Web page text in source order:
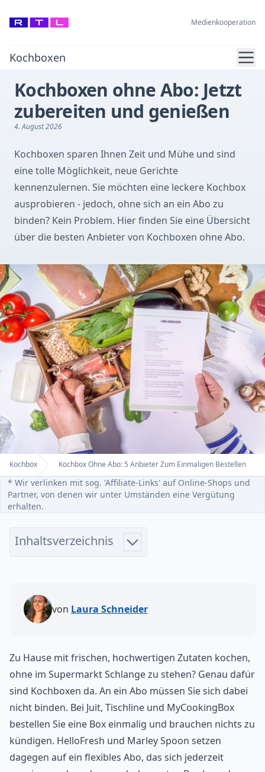
Medienkooperation
Kochboxen
Kochboxen ohne Abo: Jetzt
zubereiten und genießen
4. August 2026
Kochboxen sparen Ihnen Zeit und Mühe und sind
eine tolle Möglichkeit, neue Gerichte
kennenzulernen. Sie möchten eine leckere Kochbox
ausprobieren - jedoch, ohne sich an ein Abo zu
binden? Kein Problem. Hier finden Sie eine Übersicht
über die besten Anbieter von Kochboxen ohne Abo.
Home
Kochbox Kochbox Ohne Abo: 5 Anbieter Zum Einmaligen Bestellen
* Wir verlinken mit sog. 'Affiliate-Links' auf Online-Shops und
Partner, von denen wir unter Umständen eine Vergütung
erhalten.
von Laura Schneider
Zu Hause mit frischen, hochwertigen Zutaten kochen,
ohne im Supermarkt Schlange zu stehen? Genau dafür
sind Kochboxen da. An ein Abo müssen Sie sich dabei
nicht binden. Bei Juit, Tischline und MyCookingBox
bestellen Sie eine Box einmalig und brauchen nichts zu
kündigen. HelloFresh und Marley Spoon setzen
dagegen auf ein flexibles Abo, das sich jederzeit
Inhaltsverzeichnis